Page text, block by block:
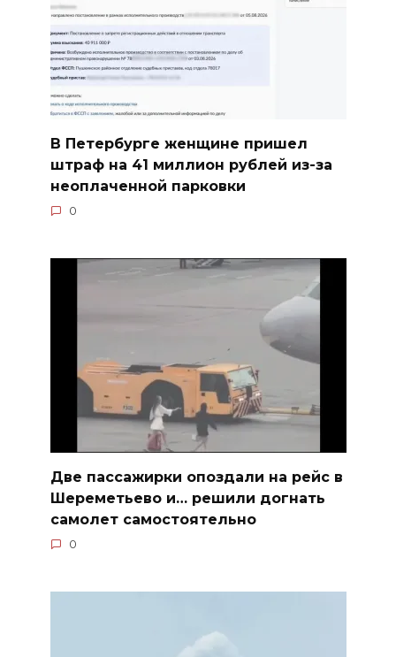
В Петербурге женщине пришел
штраф на 41 миллион рублей из-за
неоплаченной парковки
0
Две пассажирки опоздали на рейс в
Шереметьево и… решили догнать
самолет самостоятельно
0